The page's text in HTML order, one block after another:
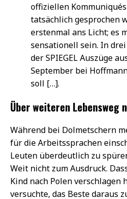
offiziellen
tatsächlich gesprochen
erstenmal ans Licht; es
sensationell sein. In
der SPIEGEL Auszüge
September bei
soll […].
Über weiteren Lebensweg
Während bei Dolmetschern
für die Arbeitssprachen
Leuten überdeutlich zu
Weit nicht zum Ausdruck.
Kind nach Polen verschlagen
versuchte, das Beste daraus